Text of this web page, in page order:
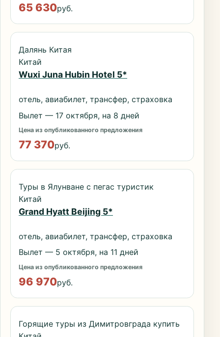
65 630руб.
Далянь Китая
Китай
Wuxi Juna Hubin Hotel 5*
отель, авиабилет, трансфер, страховка
Вылет — 17 октября, на 8 дней
Цена из опубликованного предложения
77 370руб.
Туры в Ялунване с пегас туристик
Китай
Grand Hyatt Beijing 5*
отель, авиабилет, трансфер, страховка
Вылет — 5 октября, на 11 дней
Цена из опубликованного предложения
96 970руб.
Горящие туры из Димитровграда купить